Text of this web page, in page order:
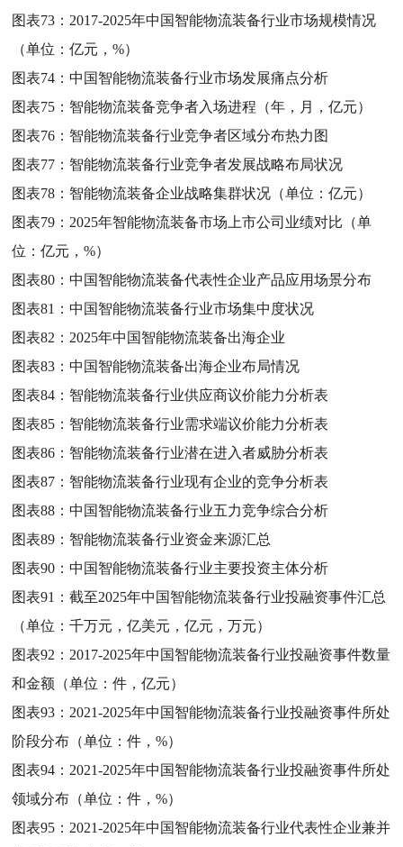
图表73： 2017-2025年中国智能物流装备行业市场规模情况
（单位：亿元，%）
图表74：中国智能物流装备行业市场发展痛点分析
图表75： 智能物流装备竞争者入场进程（年，月，亿元）
图表76： 智能物流装备行业竞争者区域分布热力图
图表77： 智能物流装备行业竞争者发展战略布局状况
图表78： 智能物流装备企业战略集群状况（单位：亿元）
图表79： 2025年智能物流装备市场上市公司业绩对比（单
位：亿元，%）
图表80：中国智能物流装备代表性企业产品应用场景分布
图表81：中国智能物流装备行业市场集中度状况
图表82： 2025年中国智能物流装备出海企业
图表83：中国智能物流装备出海企业布局情况
图表84： 智能物流装备行业供应商议价能力分析表
图表85： 智能物流装备行业需求端议价能力分析表
图表86： 智能物流装备行业潜在进入者威胁分析表
图表87： 智能物流装备行业现有企业的竞争分析表
图表88：中国智能物流装备行业五力竞争综合分析
图表89： 智能物流装备行业资金来源汇总
图表90：中国智能物流装备行业主要投资主体分析
图表91：截至2025年中国智能物流装备行业投融资事件汇总
（单位：千万元，亿美元，亿元，万元）
图表92： 2017-2025年中国智能物流装备行业投融资事件数量
和金额（单位：件，亿元）
图表93： 2021-2025年中国智能物流装备行业投融资事件所处
阶段分布（单位：件，%）
图表94： 2021-2025年中国智能物流装备行业投融资事件所处
领域分布（单位：件，%）
图表95： 2021-2025年中国智能物流装备行业代表性企业兼并